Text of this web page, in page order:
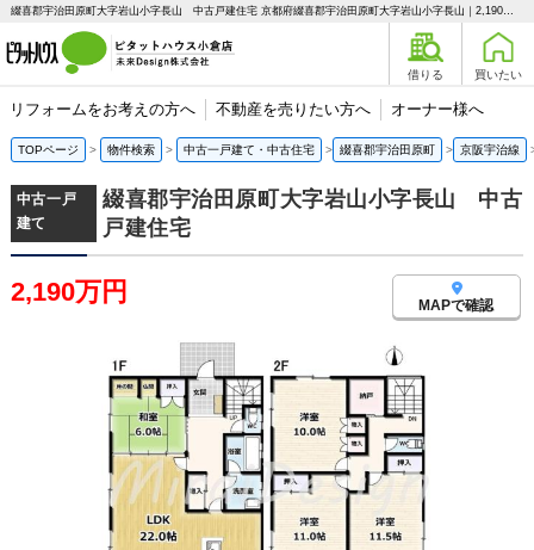
綴喜郡宇治田原町大字岩山小字長山 中古戸建住宅 京都府綴喜郡宇治田原町大字岩山小字長山｜2,190万円の中古一戸建て｜ピタットハウス小倉店 未来Design株式会社
借りる 買いたい
リフォームをお考えの方へ 不動産を売りたい方へ オーナー様へ
TOPページ 物件検索 中古一戸建て・中古住宅 綴喜郡宇治田原町 京阪宇治線
中古一戸
建て
綴喜郡宇治田原町大字岩山小字長山 中古
戸建住宅
2,190万円 MAPで確認